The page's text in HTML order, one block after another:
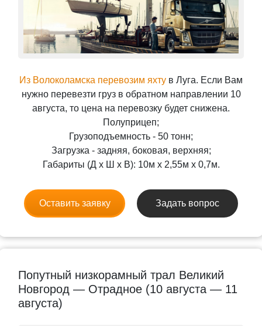
Из Волоколамска перевозим яхту в Луга. Если Вам
нужно перевезти груз в обратном направлении 10
августа, то цена на перевозку будет снижена.
Полуприцеп;
Грузоподъемность - 50 тонн;
Загрузка - задняя, боковая, верхняя;
Габариты (Д x Ш x В): 10м x 2,55м x 0,7м.
Оставить заявку Задать вопрос
Попутный низкорамный трал Великий
Новгород — Отрадное (10 августа — 11
августа)